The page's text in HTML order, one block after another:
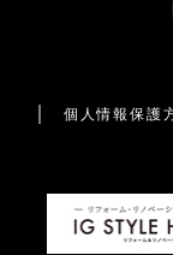
個人情報保護